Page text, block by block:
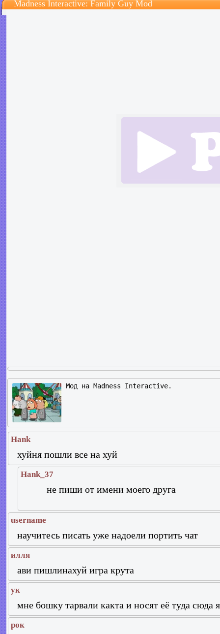
Madness Interactive: Family Guy Mod
Мод на Madness Interactive.
Hank
хуйня пошли все на хуй
Hank_37
не пиши от имени моего друга
username
научитесь писать уже надоели портить чат
илля
ави пишлинахуй игра крута
ук
мне бошку тарвали какта и носят её туда сюда
рок